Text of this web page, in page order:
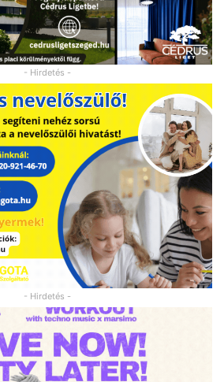
- Hirdetés -
- Hirdetés -